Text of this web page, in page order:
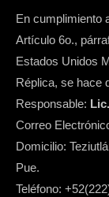
En cumplimiento
Artículo 6o.,
Estados Unidos
Réplica, se hace
Responsable:
Correo
Domicilio:
Pue.
Teléfono: